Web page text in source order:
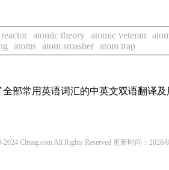
atomic theory atomic veteran
atoms atom smasher atom trap
部常用英语词汇的中英文双语翻译及
Clmag.com All Rights Reserved 更新时间：2026/